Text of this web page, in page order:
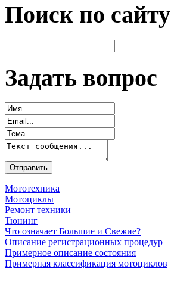
Поиск по сайту
Задать вопрос
Мототехника
Мотоциклы
Ремонт техники
Тюнинг
Что означает Большие и Свежие?
Описание регистрационных процедур
Примерное описание состояния
Примерная классификация мотоциклов